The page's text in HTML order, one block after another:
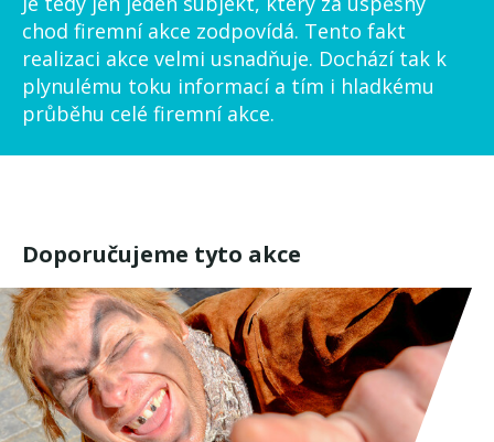
chod firemní akce zodpovídá. Tento fakt
realizaci akce velmi usnadňuje. Dochází tak k
plynulému toku informací a tím i hladkému
průběhu celé firemní akce.
Doporučujeme tyto akce